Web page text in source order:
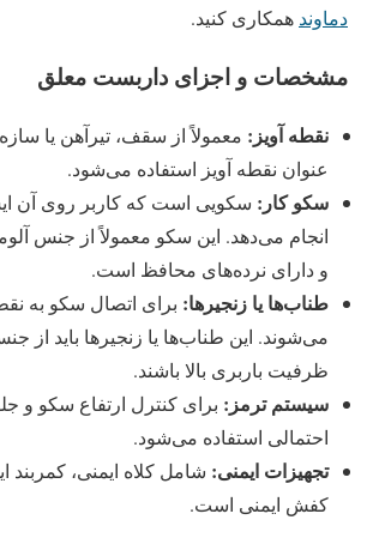
دماوند همکاری کنید.
مشخصات و اجزای داربست معلق
نقطه آویز: معمولاً از سقف، تیرآهن یا
عنوان نقطه آویز استفاده می‌شود.
سکو کار: سکویی است که کاربر روی آن
انجام می‌دهد. این سکو معمولاً از جنس
و دارای نرده‌های محافظ است.
طناب‌ها یا زنجیرها: برای اتصال سکو به
می‌شوند. این طناب‌ها یا زنجیرها باید از
ظرفیت باربری بالا باشند.
سیستم ترمز: برای کنترل ارتفاع سکو و
احتمالی استفاده می‌شود.
تجهیزات ایمنی: شامل کلاه ایمنی،
کفش ایمنی است.